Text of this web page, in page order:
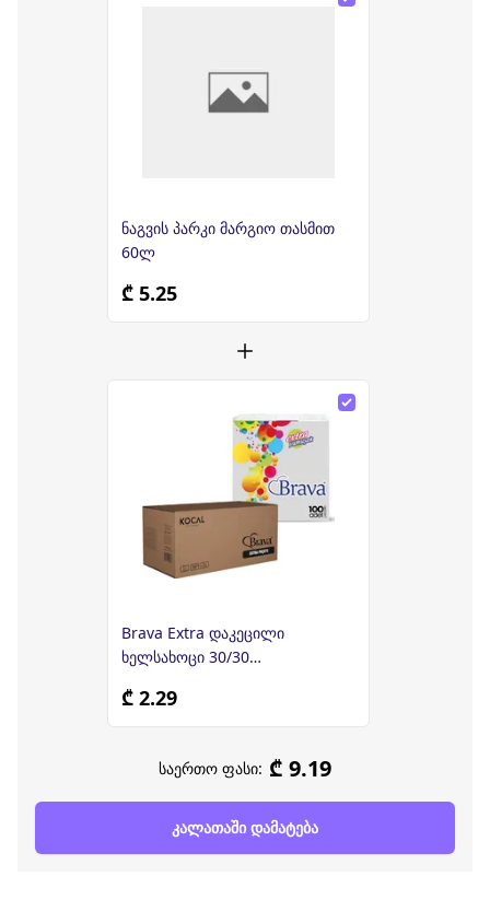
ნაგვის პარკი მარგიო თასმით
60ლ
₾ 5.25
Brava Extra დაკეცილი
ხელსახოცი 30/30
₾ 2.29
საერთო ფასი: ₾ 9.19
კალათაში დამატება